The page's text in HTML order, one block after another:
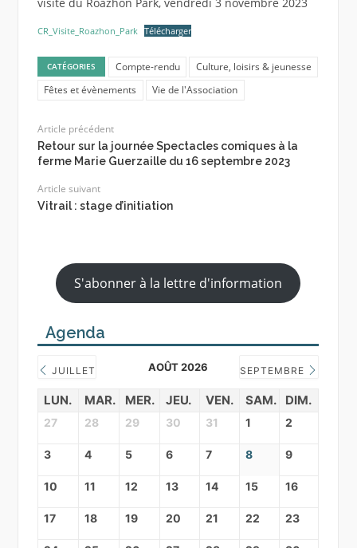
CR_Visite_Roazhon_Park Télécharger
CATÉGORIES Compte-rendu
Culture, loisirs & jeunesse
Fêtes et évènements
Vie de l'Association
Article précédent
Retour sur la journée Spectacles comiques à la
ferme Marie Guerzaille du 16 septembre 2023
Article suivant
Vitrail : stage d’initiation
S'abonner à la lettre d'information
Agenda
JUILLET AOÛT 2026 SEPTEMBRE
LUN. MAR. MER. JEU. VEN. SAM. DIM.
27 28 29 30 31 1 2
3 4 5 6 7 8 9
10 11 12 13 14 15 16
17 18 19 20 21 22 23